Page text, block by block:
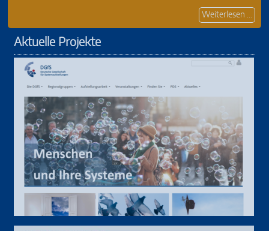
Weiterlesen ...
Aktuelle Projekte